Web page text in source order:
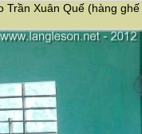
Trần Xuân Quế (hàng